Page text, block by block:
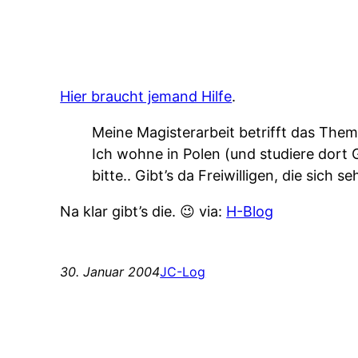
Hier braucht jemand Hilfe.
Meine Magisterarbeit betrifft das
Ich wohne in Polen (und studiere dort
bitte.. Gibt’s da Freiwilligen, die sich
Na klar gibt’s die. 😉 via: H-Blog
30. Januar 2004JC-Log